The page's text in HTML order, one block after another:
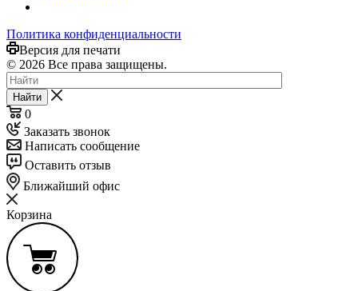
Политика конфиденциальности
Версия для печати
© 2026 Все права защищены.
Найти
0
Заказать звонок
Написать сообщение
Оставить отзыв
Ближайший офис
Корзина